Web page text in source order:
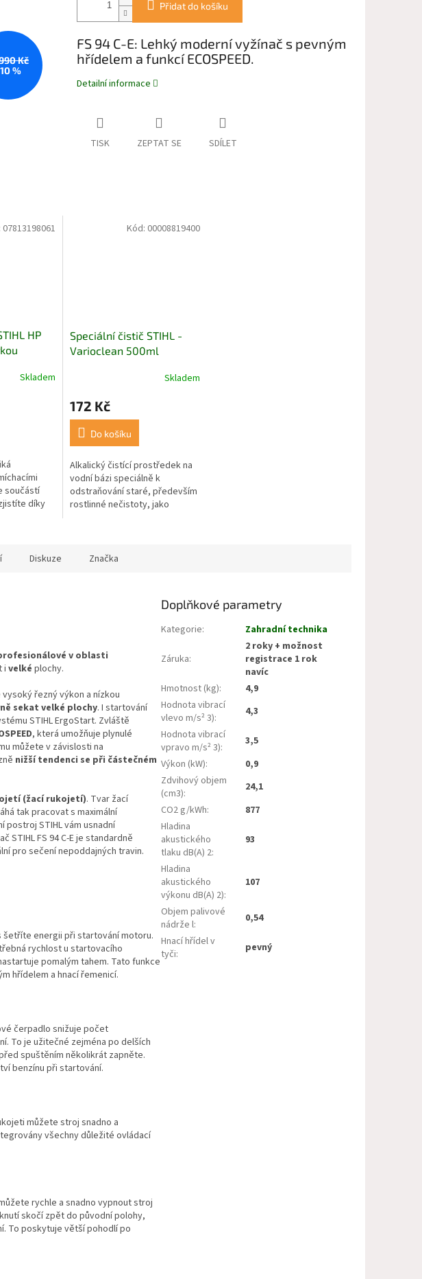
Kč
%
Přidat do košíku
FS 94 C-E: Lehký moderní vyžínač s pevným
hřídelem a funkcí ECOSPEED.
Detailní informace
TISK ZEPTAT SE SDÍLET
HP
Skladem
součástí
díky
07813198061
Speciální čistič STIHL -
Varioclean 500ml
Skladem
172 Kč
Do košíku
Alkalický čistící prostředek na
vodní bázi speciálně k
odstraňování staré, především
rostlinné nečistoty, jako
Kód: 00008819400
Diskuze Značka
v oblasti
i velké plochy.
vysoký řezný výkon a nízkou
sekat velké plochy. I startování
STIHL ErgoStart. Zvláště
, která umožňuje plynulé
můžete v závislosti na
nižší tendenci se při částečném
(žací rukojetí). Tvar žací
tak pracovat s maximální
STIHL vám usnadní
STIHL FS 94 C-E je standardně
pro sečení nepoddajných travin.
šetříte energii při startování motoru.
rychlost u startovacího
pomalým tahem. Tato funkce
hřídelem a hnací řemenicí.
čerpadlo snižuje počet
To je užitečné zejména po delších
spuštěním několikrát zapněte.
benzínu při startování.
můžete stroj snadno a
všechny důležité ovládací
můžete rychle a snadno vypnout stroj
skočí zpět do původní polohy,
To poskytuje větší pohodlí po
Doplňkové parametry
Kategorie: Zahradní technika
Záruka:
2 roky + možnost
registrace 1 rok
navíc
Hmotnost (kg):
4,9
Hodnota vibrací
vlevo m/s² 3):
4,3
Hodnota vibrací
vpravo m/s² 3):
3,5
Výkon (kW):
0,9
Zdvihový objem
(cm3):
24,1
CO2 g/kWh:
877
Hladina
akustického
tlaku dB(A) 2:
93
Hladina
akustického
výkonu dB(A) 2):
107
Objem palivové
nádrže l:
0,54
Hnací hřídel v
tyči: pevný